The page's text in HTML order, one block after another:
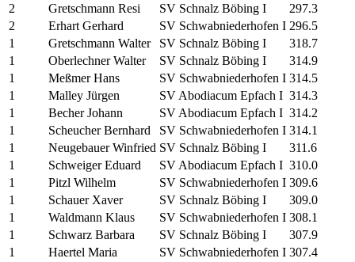
2
Gretschmann Resi SV Schnalz Böbing I
297.3
2
Erhart Gerhard SV Schwabniederhofen I 296.5
1
Gretschmann Walter SV Schnalz Böbing I
318.7
1
Oberlechner Walter SV Schnalz Böbing I
314.9
1
Meßmer Hans SV Schwabniederhofen I 314.5
1
Malley Jürgen SV Abodiacum Epfach I 314.3
1
Becher Johann SV Abodiacum Epfach I 314.2
1
Scheucher Bernhard SV Schwabniederhofen I 314.1
1
Neugebauer Winfried SV Schnalz Böbing I
311.6
1
Schweiger Eduard SV Abodiacum Epfach I 310.0
1
Pitzl Wilhelm SV Schwabniederhofen I 309.6
1
Schauer Xaver SV Schnalz Böbing I
309.0
1
Waldmann Klaus SV Schwabniederhofen I 308.1
1
Schwarz Barbara SV Schnalz Böbing I
307.9
1
Haertel Maria SV Schwabniederhofen I 307.4